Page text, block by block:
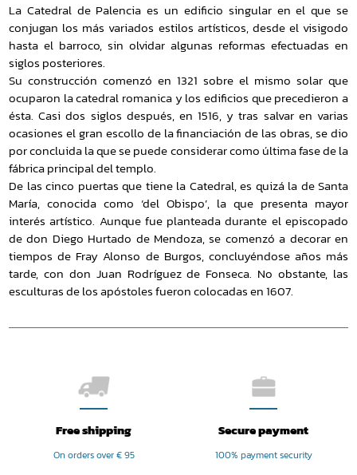
La Catedral de Palencia es un edificio singular en el que se
conjugan los más variados estilos artísticos, desde el visigodo
hasta el barroco, sin olvidar algunas reformas efectuadas en
siglos posteriores.
Su construcción comenzó en 1321 sobre el mismo solar que
ocuparon la catedral romanica y los edificios que precedieron a
ésta. Casi dos siglos después, en 1516, y tras salvar en varias
ocasiones el gran escollo de la financiación de las obras, se dio
por concluida la que se puede considerar como última fase de la
fábrica principal del templo.
De las cinco puertas que tiene la Catedral, es quizá la de Santa
María, conocida como ‘del Obispo’, la que presenta mayor
interés artístico. Aunque fue planteada durante el episcopado
de don Diego Hurtado de Mendoza, se comenzó a decorar en
tiempos de Fray Alonso de Burgos, concluyéndose años más
tarde, con don Juan Rodríguez de Fonseca. No obstante, las
esculturas de los apóstoles fueron colocadas en 1607.
Free shipping
On orders over € 95
Secure payment
100% payment security